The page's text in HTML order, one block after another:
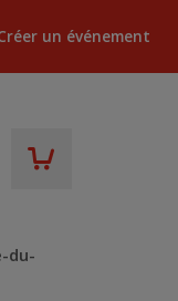
un événement
du-